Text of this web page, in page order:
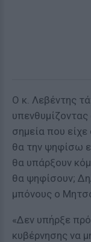
Ο κ. Λεβέντης
σημεία που
θα την ψηφίσω
θα υπάρξουν
θα ψηφίσουν;
μπόνους ο
«Δεν υπήρξε
κυβέρνησης να